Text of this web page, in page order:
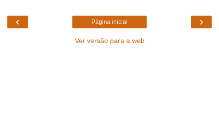
‹ ›
Página inicial
Ver versão para a web